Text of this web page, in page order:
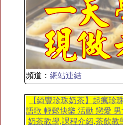
頻道： 網站連結
【綺豐珍珠奶茶】起瘋珍
語歌 輕鬆快樂 活動 戀愛
奶茶教學,課程介紹,茶飲教